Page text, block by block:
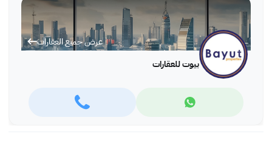
عرض جميع العقارات
بيوت للعقارات